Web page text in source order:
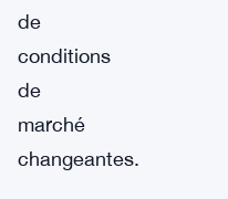
de
conditions
de
marché
changeantes.